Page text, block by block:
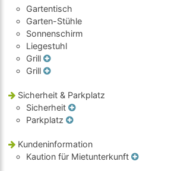
Gartentisch
Garten-Stühle
Sonnenschirm
Liegestuhl
Grill
Grill
Sicherheit & Parkplatz
Sicherheit
Parkplatz
Kundeninformation
Kaution für Mietunterkunft